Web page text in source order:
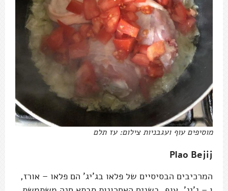
מוסיפים עוף ועגבניות צילום: עז תלם
Plao Bejij
המרכיבים הבסיסיים של פלאו בג'יג' הם פלאו – אורז,